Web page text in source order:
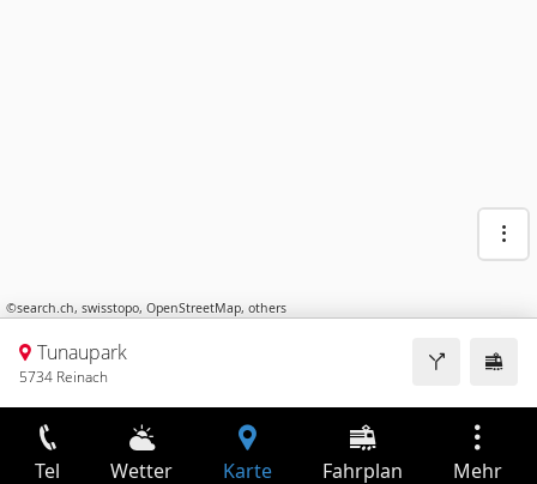
©search.ch, swisstopo, OpenStreetMap, others
Tunaupark
5734 Reinach
Tel Wetter Karte Fahrplan Mehr